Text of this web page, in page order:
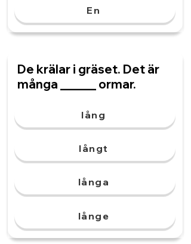
En
De krälar i gräset. Det är
många ______ ormar.
lång
långt
långa
långe